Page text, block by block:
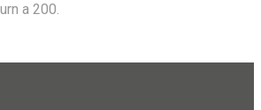
a 200.